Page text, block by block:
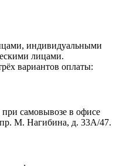
индивидуальными
лицами.
вариантов оплаты:
самовывозе в офисе
М. Нагибина, д. 33А/47.